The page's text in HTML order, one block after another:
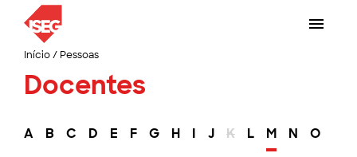
Início/ Pessoas
Docentes
A B C D E F G H I J K L M N O